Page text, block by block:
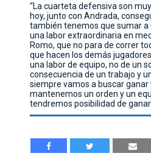
“La cuarteta defensiva son
hoy, junto con Andrada,
también tenemos que sumar a
una labor extraordinaria en
Romo, que no para de correr
que hacen los demás
una labor de equipo, no de un
consecuencia de un trabajo y
siempre vamos a buscar ganar
mantenemos un orden y un
tendremos posibilidad de